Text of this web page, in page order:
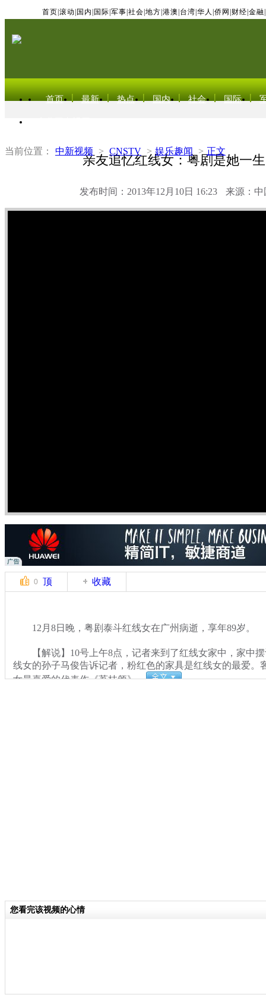
首页 滚动 国内 国际 军事 社会 地方 港澳 台湾 华人 侨网 财经 金融
首页 最新 热点 国内 社会 国际
当前位置： 中新视频 > CNSTV > 娱乐趣闻 > 正文
亲友追忆红线女：粤剧是她一
发布时间：2013年12月10日 16:23 来源：中
0 顶 收藏
12月8日晚，粤剧泰斗红线女在广州病逝，享年89岁。
【解说】10号上午8点，记者来到了红线女家中，家中摆
线女的孙子马俊告诉记者，粉红色的家具是红线女的最爱。
女最喜爱的代表作《荔枝颂》。
您看完该视频的心情